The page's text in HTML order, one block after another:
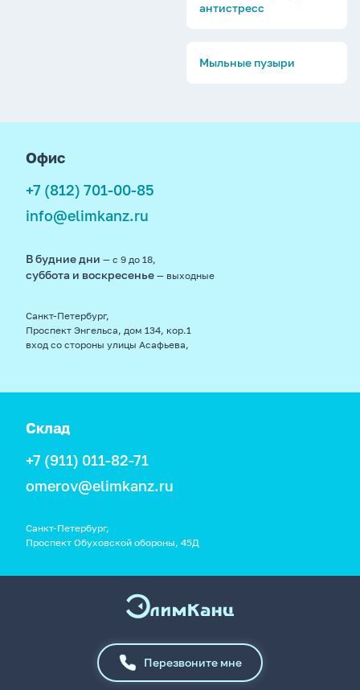
антистресс
Мыльные пузыри
Офис
+7 (812) 701-00-85
info@elimkanz.ru
В будние дни — с 9 до 18,
суббота и воскресенье — выходные
Санкт-Петербург,
Проспект Энгельса, дом 134, кор.1
вход со стороны улицы Асафьева,
Склад
+7 (911) 011-82-71
omerov@elimkanz.ru
Санкт-Петербург,
Проспект Обуховской обороны, 45Д
Перезвоните мне